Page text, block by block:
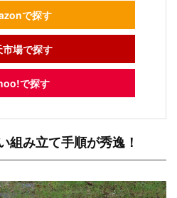
で探す
市場で探す
で探す
組み立て手順が秀逸！